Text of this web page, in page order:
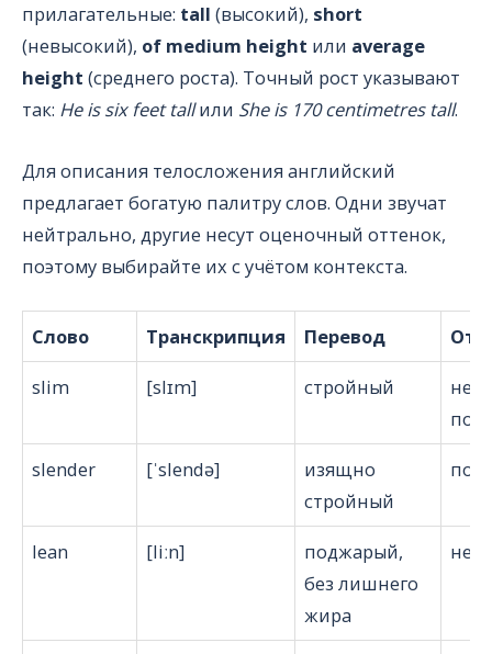
прилагательные: tall (высокий), short
(невысокий), of medium height или average
height (среднего роста). Точный рост указывают
так: He is six feet tallили She is 170 centimetres tall.
Для описания телосложения английский
предлагает богатую палитру слов. Одни звучат
нейтрально, другие несут оценочный оттенок,
поэтому выбирайте их с учётом контекста.
Слово Транскрипция Перевод
slim
[slɪm] стройный
slender
[ˈslendə]
изящно
стройный
lean [liːn]
поджарый,
без лишнего
жира